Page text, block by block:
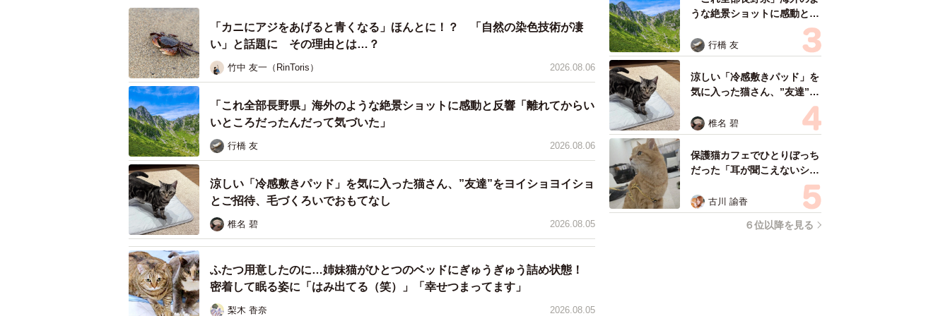
「カニにアジをあげると青くなる」ほんとに！？ 「自然の染色技術が凄
い」と話題に その理由とは…？
竹中 友一（RinToris） 2026.08.06
「これ全部長野県」海外のような絶景ショットに感動と反響「離れてからい
いところだったんだって気づいた」
行橋 友 2026.08.06
涼しい「冷感敷きパッド」を気に入った猫さん、”友達”をヨイショヨイショ
とご招待、毛づくろいでおもてなし
椎名 碧 2026.08.05
ふたつ用意したのに…姉妹猫がひとつのベッドにぎゅうぎゅう詰め状態！
密着して眠る姿に「はみ出てる（笑）」「幸せつまってます」
梨木 香奈 2026.08.05
うな絶景ショットに感動と反
響「離れてからいいところだ
ったんだって気づいた」
行橋 友
涼しい「冷感敷きパッド」を
気に入った猫さん、”友達”を
ヨイショヨイショとご招待、
毛づくろいでおもてなし
椎名 碧
保護猫カフェでひとりぼっち
だった「耳が聞こえないシニ
ア猫」と運命の出会い→重度
のペットロスで適応障害だっ
た女性の人生が一変
古川 諭香
６位以降を見る